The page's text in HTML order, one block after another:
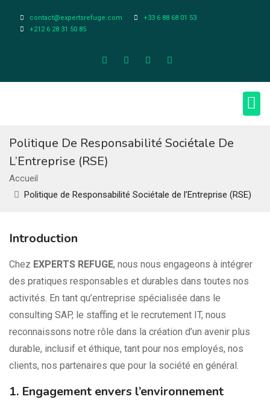
contact@expertsrefuge.com
+33 6 88 68 01 53
+212 6 28 31 50 85
Politique De Responsabilité Sociétale De
L’Entreprise (RSE)
Accueil
Politique de Responsabilité Sociétale de l’Entreprise (RSE)
Introduction
Chez EXPERTS REFUGE, nous nous engageons à intégrer
des pratiques responsables et durables dans toutes nos
activités. En tant qu’entreprise spécialisée dans le
consulting SAP, le staffing et le recrutement IT, nous
reconnaissons notre rôle dans la création d’un avenir plus
durable, inclusif et éthique, tant pour nos employés, nos
clients, nos partenaires que pour la société en général.
1. Engagement envers l’environnement